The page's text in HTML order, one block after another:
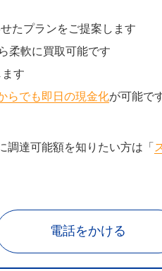
たプランをご提案します
柔軟に買取可能です
す
らでも即日の現金化が可能で
調達可能額を知りたい方は「
電話をかける